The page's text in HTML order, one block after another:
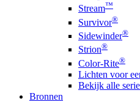
Stream™
Survivor®
Sidewinder®
Strion®
Color-Rite®
Lichten voor
Bekijk alle
Bronnen